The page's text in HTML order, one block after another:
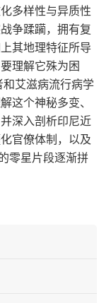
多样性与异质性
争蹂躏，拥有复
其地理特征所导
理解它殊为困
和艾滋病流行病学
这个神秘多变、
深入剖析印尼近
官僚体制，以及
零星片段逐渐拼